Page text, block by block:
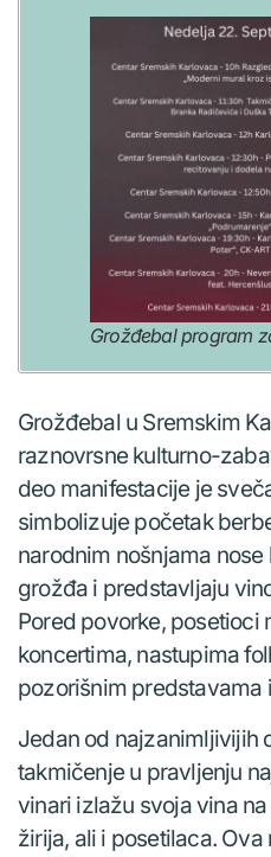
Grožđebal program
Grožđebal u Sremskim
raznovrsne kulturno-
deo manifestacije je
simbolizuje početak
narodnim nošnjama
grožđa i predstavljaju
Pored povorke, posetioci
koncertima, nastupima
pozorišnim predstavama
Jedan od najzanimljivijih
takmičenje u pravljenju
vinari izlažu svoja vina
žirija, ali i posetilaca.